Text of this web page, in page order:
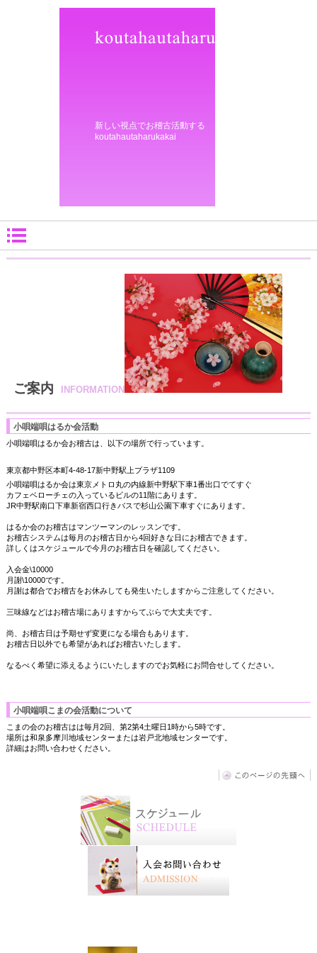
新しい視点でお稽古活動する
koutahautaharukakai
ご案内 INFORMATION
小唄端唄はるか会活動
小唄端唄はるか会お稽古は、以下の場所で行っています。
東京都中野区本町4-48-17新中野駅上プラザ1109
小唄端唄はるか会は東京メトロ丸の内線新中野駅下車1番出口でてすぐ
カフェベローチェの入っているビルの11階にあります。
JR中野駅南口下車新宿西口行きバスで杉山公園下車すぐにあります。
はるか会のお稽古はマンツーマンのレッスンです。
お稽古システムは毎月のお稽古日から4回好きな日にお稽古できます。
詳しくはスケジュールで今月のお稽古日を確認してください。
入会金\10000
月謝\10000です。
月謝は都合でお稽古をお休みしても発生いたしますからご注意してください。
三味線などはお稽古場にありますからてぶらで大丈夫です。
尚、お稽古日は予期せず変更になる場合もあります。
お稽古日以外でも希望があればお稽古いたします。
なるべく希望に添えるようにいたしますのでお気軽にお問合せしてください。
小唄端唄こまの会活動について
こまの会のお稽古はは毎月2回、第2第4土曜日1時から5時です。
場所は和泉多摩川地域センターまたは岩戸北地域センターです。
詳細はお問い合わせください。